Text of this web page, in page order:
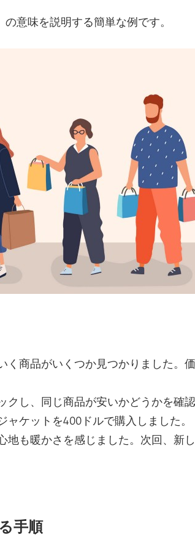
意味を説明する簡単な例です。
商品がいくつか見つかりました。
クし、同じ商品が安いかどうかを確
ケットを400ドルで購入しました。
も暖かさを感じました。次回、新
手順